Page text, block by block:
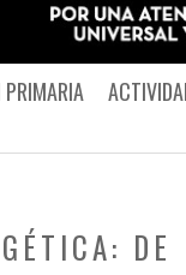
PRIMARIA